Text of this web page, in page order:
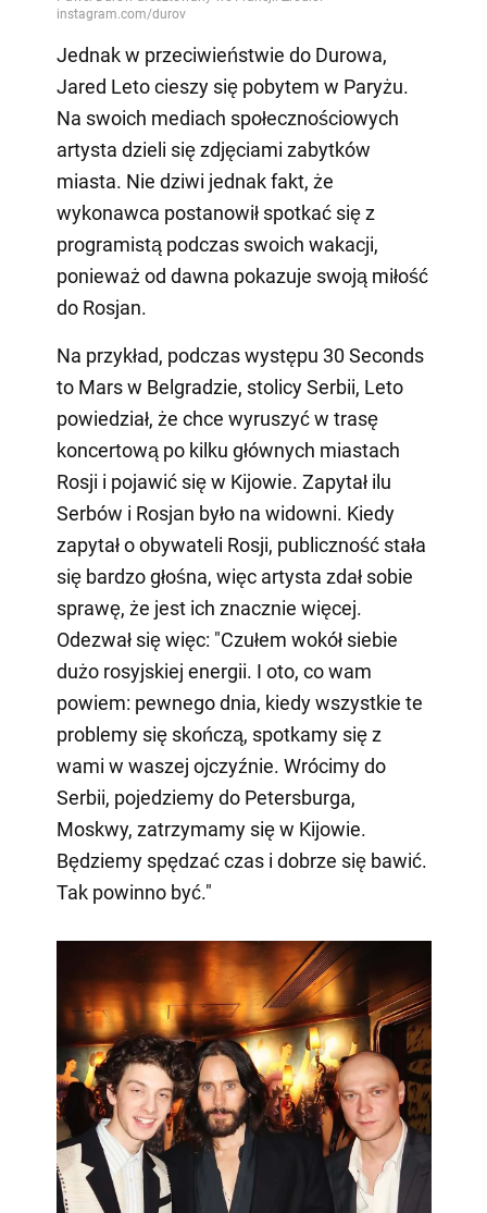
Jednak w przeciwieństwie do Durowa,
Jared Leto cieszy się pobytem w Paryżu.
Na swoich mediach społecznościowych
artysta dzieli się zdjęciami zabytków
miasta. Nie dziwi jednak fakt, że
wykonawca postanowił spotkać się z
programistą podczas swoich wakacji,
ponieważ od dawna pokazuje swoją miłość
do Rosjan.
Na przykład, podczas występu 30 Seconds
to Mars w Belgradzie, stolicy Serbii, Leto
powiedział, że chce wyruszyć w trasę
koncertową po kilku głównych miastach
Rosji i pojawić się w Kijowie. Zapytał ilu
Serbów i Rosjan było na widowni. Kiedy
zapytał o obywateli Rosji, publiczność stała
się bardzo głośna, więc artysta zdał sobie
sprawę, że jest ich znacznie więcej.
Odezwał się więc: "Czułem wokół siebie
dużo rosyjskiej energii. I oto, co wam
powiem: pewnego dnia, kiedy wszystkie te
problemy się skończą, spotkamy się z
wami w waszej ojczyźnie. Wrócimy do
Serbii, pojedziemy do Petersburga,
Moskwy, zatrzymamy się w Kijowie.
Będziemy spędzać czas i dobrze się bawić.
Tak powinno być."